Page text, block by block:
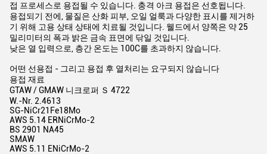
접 프로세스로 용접될 수 있습니다. 충격 아크 용접은 선호됩니다.
용접되기 전에, 물질은 산화 피부, 오일 얼룩과 다양한 표시를 제거하
기 위해 고용 상태 상태에 치료될 것입니다. 웰드에서 양쪽은 약 25
밀리미터의 폭과 밝은 금속 표면에 닦일 것입니다.
낮은 열 입력으로, 층간 온도는 100C를 초과하지 않습니다.
어떤 선용접 - 그리고 용접 후 열처리는 요구되지 않습니다
용접 재료
GTAW / GMAW 니크로퍼 Ｓ 4722
W.-Nr. 2.4613
SG-NiCr21Fe18Mo
AWS 5.14 ERNiCrMo-2
BS 2901 NA45
SMAW
AWS 5.11 ENiCrMo-2